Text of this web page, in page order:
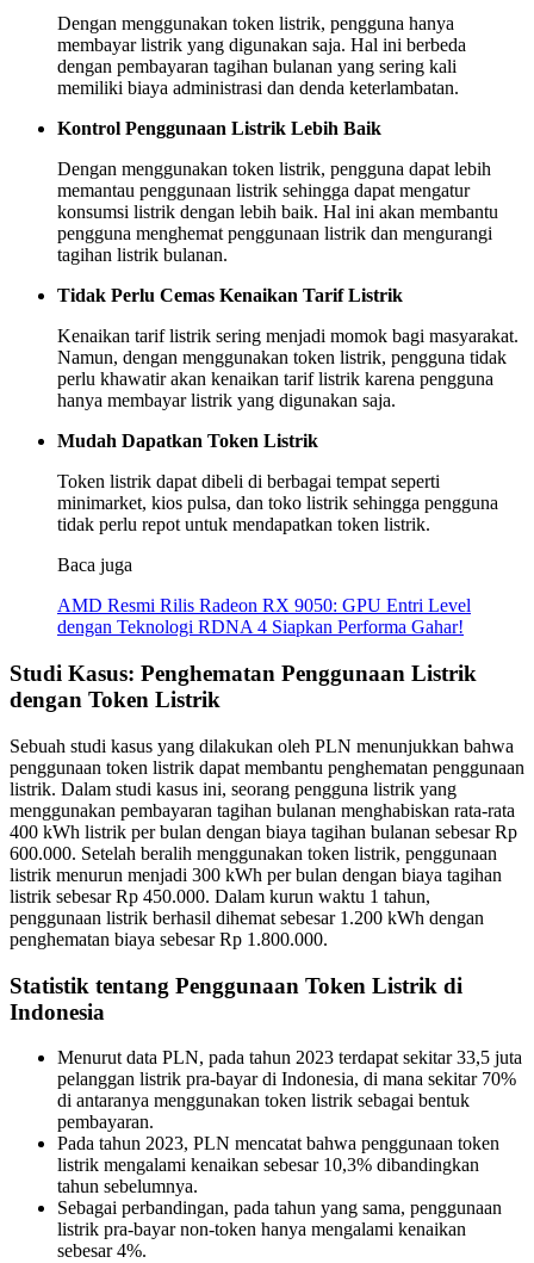
Dengan menggunakan token listrik, pengguna hanya
membayar listrik yang digunakan saja. Hal ini berbeda
dengan pembayaran tagihan bulanan yang sering kali
memiliki biaya administrasi dan denda keterlambatan.
Kontrol Penggunaan Listrik Lebih Baik
Dengan menggunakan token listrik, pengguna dapat lebih
memantau penggunaan listrik sehingga dapat mengatur
konsumsi listrik dengan lebih baik. Hal ini akan membantu
pengguna menghemat penggunaan listrik dan mengurangi
tagihan listrik bulanan.
Tidak Perlu Cemas Kenaikan Tarif Listrik
Kenaikan tarif listrik sering menjadi momok bagi masyarakat.
Namun, dengan menggunakan token listrik, pengguna tidak
perlu khawatir akan kenaikan tarif listrik karena pengguna
hanya membayar listrik yang digunakan saja.
Mudah Dapatkan Token Listrik
Token listrik dapat dibeli di berbagai tempat seperti
minimarket, kios pulsa, dan toko listrik sehingga pengguna
tidak perlu repot untuk mendapatkan token listrik.
Baca juga
AMD Resmi Rilis Radeon RX 9050: GPU Entri Level
dengan Teknologi RDNA 4 Siapkan Performa Gahar!
Studi Kasus: Penghematan Penggunaan Listrik
dengan Token Listrik
Sebuah studi kasus yang dilakukan oleh PLN menunjukkan bahwa
penggunaan token listrik dapat membantu penghematan penggunaan
listrik. Dalam studi kasus ini, seorang pengguna listrik yang
menggunakan pembayaran tagihan bulanan menghabiskan rata-rata
400 kWh listrik per bulan dengan biaya tagihan bulanan sebesar Rp
600.000. Setelah beralih menggunakan token listrik, penggunaan
listrik menurun menjadi 300 kWh per bulan dengan biaya tagihan
listrik sebesar Rp 450.000. Dalam kurun waktu 1 tahun,
penggunaan listrik berhasil dihemat sebesar 1.200 kWh dengan
penghematan biaya sebesar Rp 1.800.000.
Statistik tentang Penggunaan Token Listrik di
Indonesia
Menurut data PLN, pada tahun 2023 terdapat sekitar 33,5 juta
pelanggan listrik pra-bayar di Indonesia, di mana sekitar 70%
di antaranya menggunakan token listrik sebagai bentuk
pembayaran.
Pada tahun 2023, PLN mencatat bahwa penggunaan token
listrik mengalami kenaikan sebesar 10,3% dibandingkan
tahun sebelumnya.
Sebagai perbandingan, pada tahun yang sama, penggunaan
listrik pra-bayar non-token hanya mengalami kenaikan
sebesar 4%.